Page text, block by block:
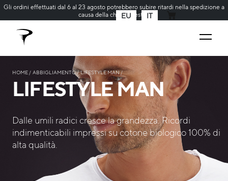
Gli ordini effettuati dal 6 al 23 agosto potrebbero subire ritardi nella spedizione a
causa della chiusura estiva
EU IT
HOME ABBIGLIAMENTO LIFESTYLE MAN
LIFESTYLE MAN
Dalle umili radici cresce la grandezza. Ricordi
indimenticabili impressi su cotone biologico 100% di
alta qualità.